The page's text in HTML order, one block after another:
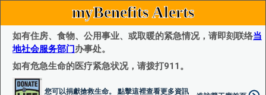
myBenefits Alerts
如有住房、食物、公用事业、或取暖的紧急情况，请即刻联络当
地社会服务部门办事处。
如有危急生命的医疗紧急状况，请拨打911。
您可以捐獻搶救生命。 點擊這裡查看更多資訊